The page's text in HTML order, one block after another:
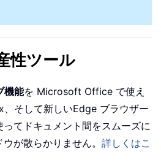
性ツール
機能を Microsoft Office で使え
そして新しいEdge ブラウザー
てドキュメント間をスムーズに
が散らかりません。 詳しくはこ